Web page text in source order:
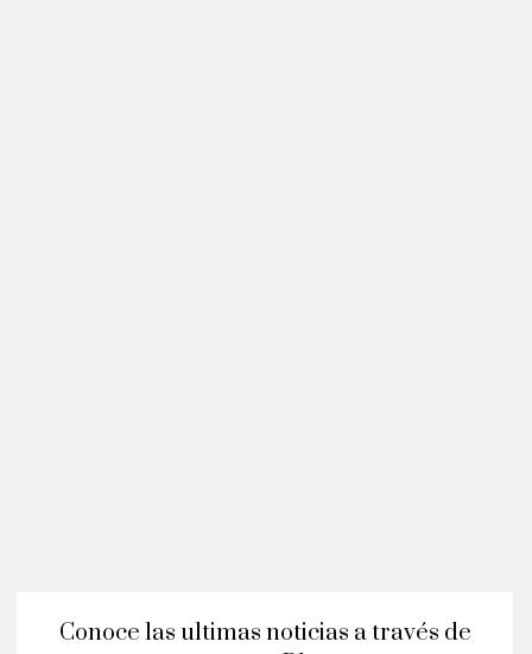
Conoce las ultimas noticias a través de